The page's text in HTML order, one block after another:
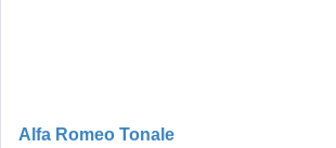
Alfa Romeo Tonale